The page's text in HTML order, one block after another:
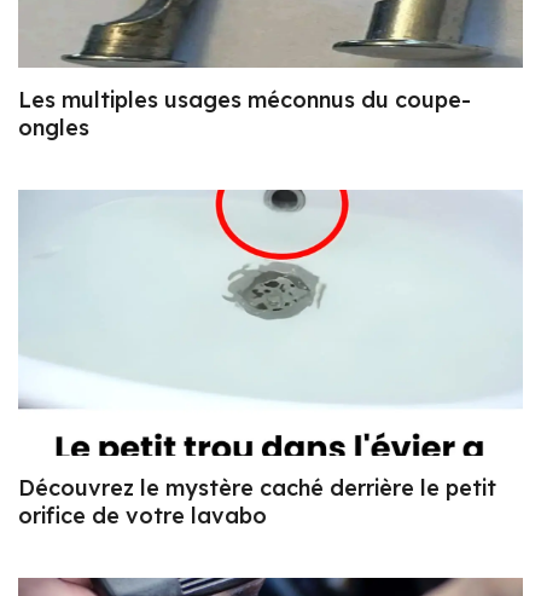
Les multiples usages méconnus du coupe-
ongles
Découvrez le mystère caché derrière le petit
orifice de votre lavabo